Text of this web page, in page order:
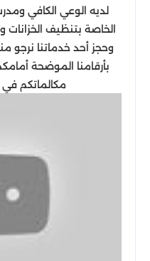
لديه الوعي الكافي
الخاصة بتنظيف الخزانات
وحجز أحد خدماتنا نرجو
بأرقامنا الموضحة
مكالماتكم